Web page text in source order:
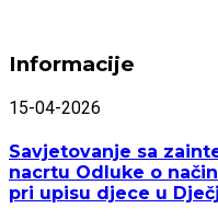
Informacije
15-04-2026
Savjetovanje sa
nacrtu Odluke o
pri upisu djece u